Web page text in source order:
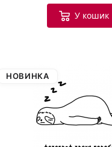
У кошик
НОВИНКА